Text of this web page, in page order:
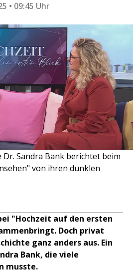
• 09:45 Uhr
Sandra Bank berichtet beim
von ihren dunklen
"Hochzeit auf den ersten
Doch privat
ganz anders aus. Ein
Bank, die viele
musste.